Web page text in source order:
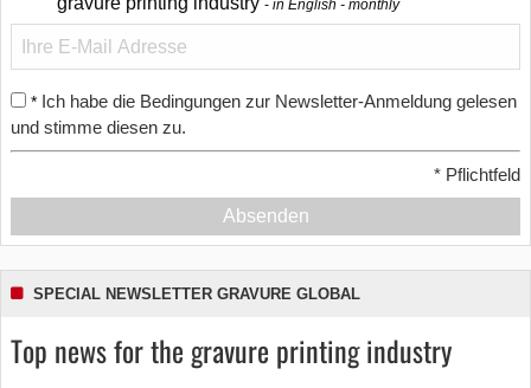
in English - monthly
* Ich habe die Bedingungen zur Newsletter-Anmeldung gelesen
und stimme diesen zu.
* Pflichtfeld
Absenden
SPECIAL NEWSLETTER GRAVURE GLOBAL
Top news for the gravure printing industry